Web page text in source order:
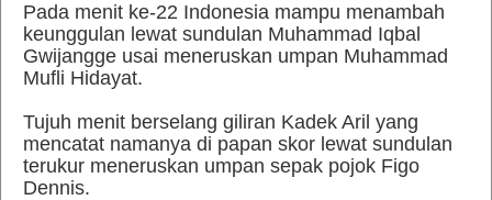
Pada menit ke-22 Indonesia mampu menambah
keunggulan lewat sundulan Muhammad Iqbal
Gwijangge usai meneruskan umpan Muhammad
Mufli Hidayat.
Tujuh menit berselang giliran Kadek Aril yang
mencatat namanya di papan skor lewat sundulan
terukur meneruskan umpan sepak pojok Figo
Dennis.